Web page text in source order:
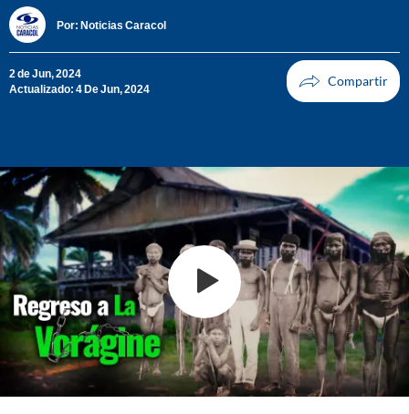
Por: Noticias Caracol
2 de Jun, 2024
Actualizado: 4 De Jun, 2024